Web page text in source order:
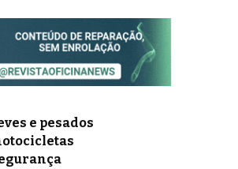
e pesados